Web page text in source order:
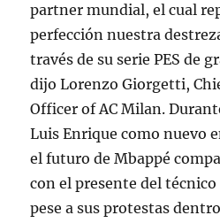
partner mundial, el cual
perfección nuestra
través de su serie PES de
dijo Lorenzo Giorgetti,
Officer of AC Milan.
Luis Enrique como nuevo
el futuro de Mbappé
con el presente del técnico
pese a sus protestas